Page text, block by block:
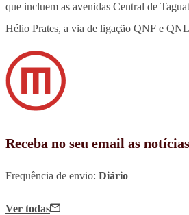
que incluem as avenidas Central de
Hélio Prates, a via de ligação QNF e
Receba no seu email as
Frequência de envio: Diário
Ver todas